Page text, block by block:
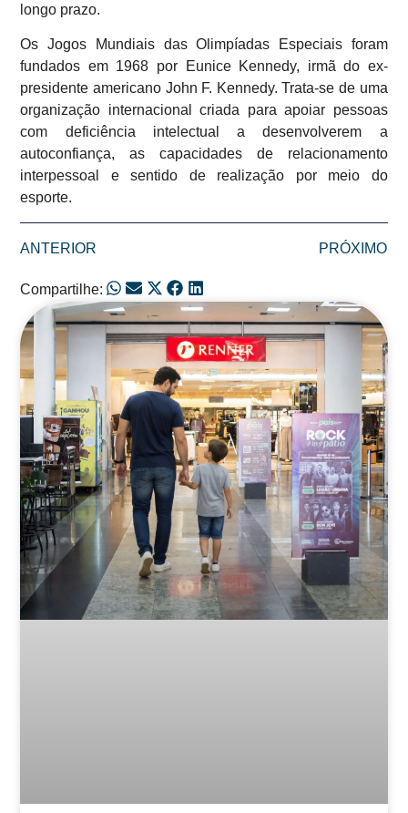
longo prazo.
Os Jogos Mundiais das Olimpíadas Especiais foram
fundados em 1968 por Eunice Kennedy, irmã do ex-
presidente americano John F. Kennedy. Trata-se de uma
organização internacional criada para apoiar pessoas
com deficiência intelectual a desenvolverem a
autoconfiança, as capacidades de relacionamento
interpessoal e sentido de realização por meio do
esporte.
ANTERIOR PRÓXIMO
Compartilhe:
Posts Relacionados